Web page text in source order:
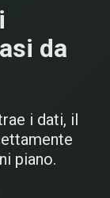
da
i dati, il
piano.